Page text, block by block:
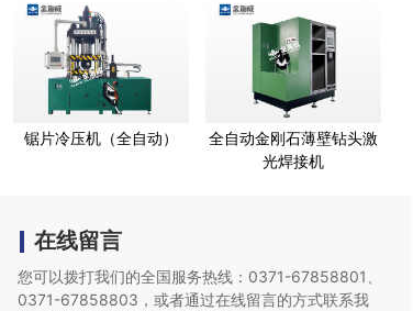
锯片冷压机（全自动）
全自动金刚石薄壁钻头激
光焊接机
在线留言
您可以拨打我们的全国服务热线：0371-67858801、
0371-67858803，或者通过在线留言的方式联系我